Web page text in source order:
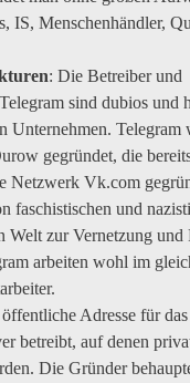
IS, Menschenhändler,
: Die Betreiber und
sind dubios und
Unternehmen. Telegram
gegründet, die
Netzwerk Vk.com
und
Welt zur Vernetzung und
arbeiten wohl im
Adresse für
betreibt, auf denen
Die Gründer